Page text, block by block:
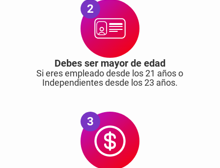
2
Debes ser mayor de edad
Si eres empleado desde los 21 años o
Independientes desde los 23 años.
3